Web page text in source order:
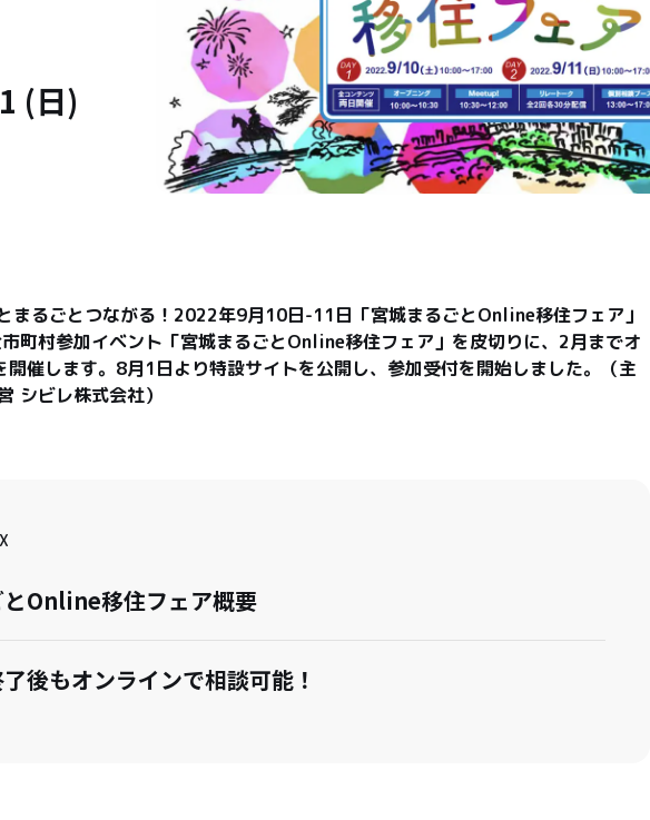
(日)
まるごとつながる！2022年9月10日-11日「宮城まるごとOnline移住フェア」
町村参加イベント「宮城まるごとOnline移住フェア」を皮切りに、2月までオ
開催します。8月1日より特設サイトを公開し、参加受付を開始しました。（主
シビレ株式会社）
Online移住フェア概要
後もオンラインで相談可能！